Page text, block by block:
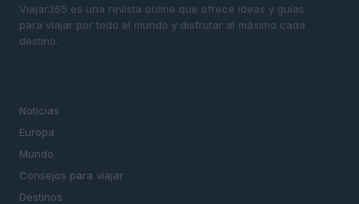
Viajar365 es una revista online que ofrece ideas y guías
para viajar por todo el mundo y disfrutar al máximo cada
destino.
Noticias
Europa
Mundo
Consejos para viajar
Destinos